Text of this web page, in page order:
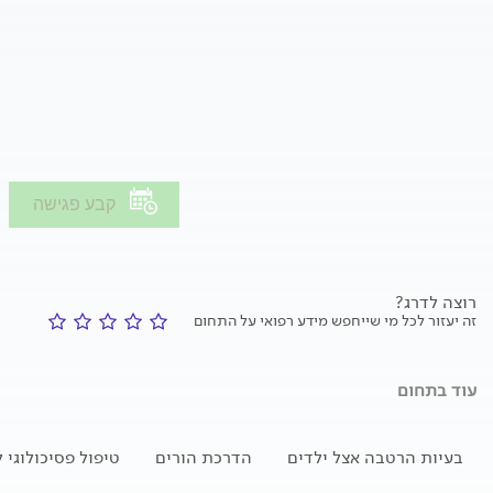
קבע פגישה
רוצה לדרג?
זה יעזור לכל מי שייחפש מידע רפואי על התחום
עוד בתחום
בעיות הרטבה אצל ילדים הדרכת הורים טיפול